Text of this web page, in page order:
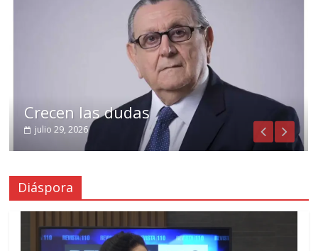
Crecen las dudas
julio 29, 2026
Diáspora